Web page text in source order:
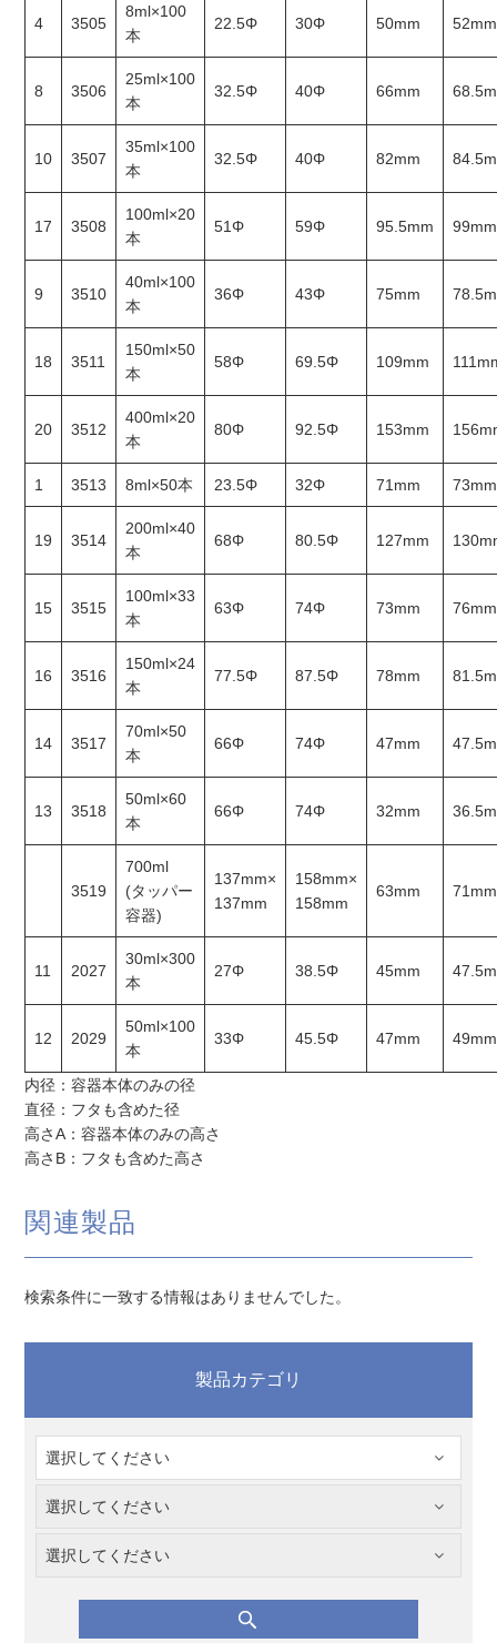
4 3505
8ml×100
本
22.5Φ 30Φ 50mm 52mm
8 3506
25ml×100
本
32.5Φ 40Φ 66mm
10 3507
35ml×100
本
32.5Φ 40Φ 82mm
17 3508
100ml×20
本
51Φ 59Φ 95.5mm 99mm
9 3510
40ml×100
本
36Φ 43Φ 75mm
18 3511
150ml×50
本
58Φ 69.5Φ 109mm
20 3512
400ml×20
本
80Φ 92.5Φ 153mm
1 3513 8ml×50本 23.5Φ 32Φ 71mm 73mm
19 3514
200ml×40
本
68Φ 80.5Φ 127mm
15 3515
100ml×33
本
63Φ 74Φ 73mm 76mm
16 3516
150ml×24
本
77.5Φ 87.5Φ 78mm
14 3517
70ml×50
本
66Φ 74Φ 47mm
13 3518
50ml×60
本
66Φ 74Φ 32mm
3519
700ml
(タッパー
容器)
137mm×
137mm
158mm×
158mm
63mm 71mm
11 2027
30ml×300
本
27Φ 38.5Φ 45mm
12 2029
50ml×100
本
33Φ 45.5Φ 47mm 49mm
内径：容器本体のみの径
直径：フタも含めた径
高さA：容器本体のみの高さ
高さB：フタも含めた高さ
関連製品
検索条件に一致する情報はありませんでした。
製品カテゴリ